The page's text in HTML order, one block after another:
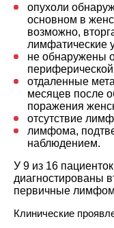
опухоли
основном в
возможно,
лимфатические
не обнаружены
отдаленные
месяцев после
поражения
отсутствие
лимфома,
наблюдением.
У 9 из 16
диагностированы
первичные
Клинические